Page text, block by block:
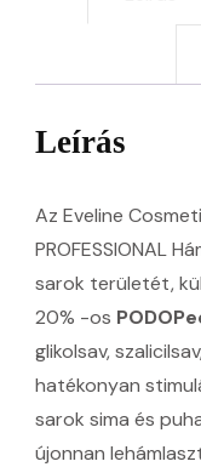
Leírás
Az Eveline
PROFESSIONAL
sarok területét,
20% -os
glikolsav,
hatékonyan
sarok sima és
újonnan